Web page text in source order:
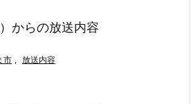
からの放送内容
市 , 放送内容